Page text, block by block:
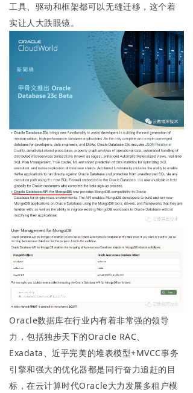
工具、驱动和框架都可以无缝迁移，这个着
实让人大跌眼镜。
Oracle数据库在行业内有着非常强的领导
力，包括独步天下的Oracle RAC、
Exadata、近乎完美的堆表模型+MVCC事务
引擎和强大的优化器都是同行奋力追赶的目
标，在云计算时代Oracle大力发展多租户模